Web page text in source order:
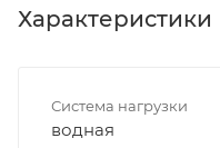
Характеристики
Система нагрузки
водная